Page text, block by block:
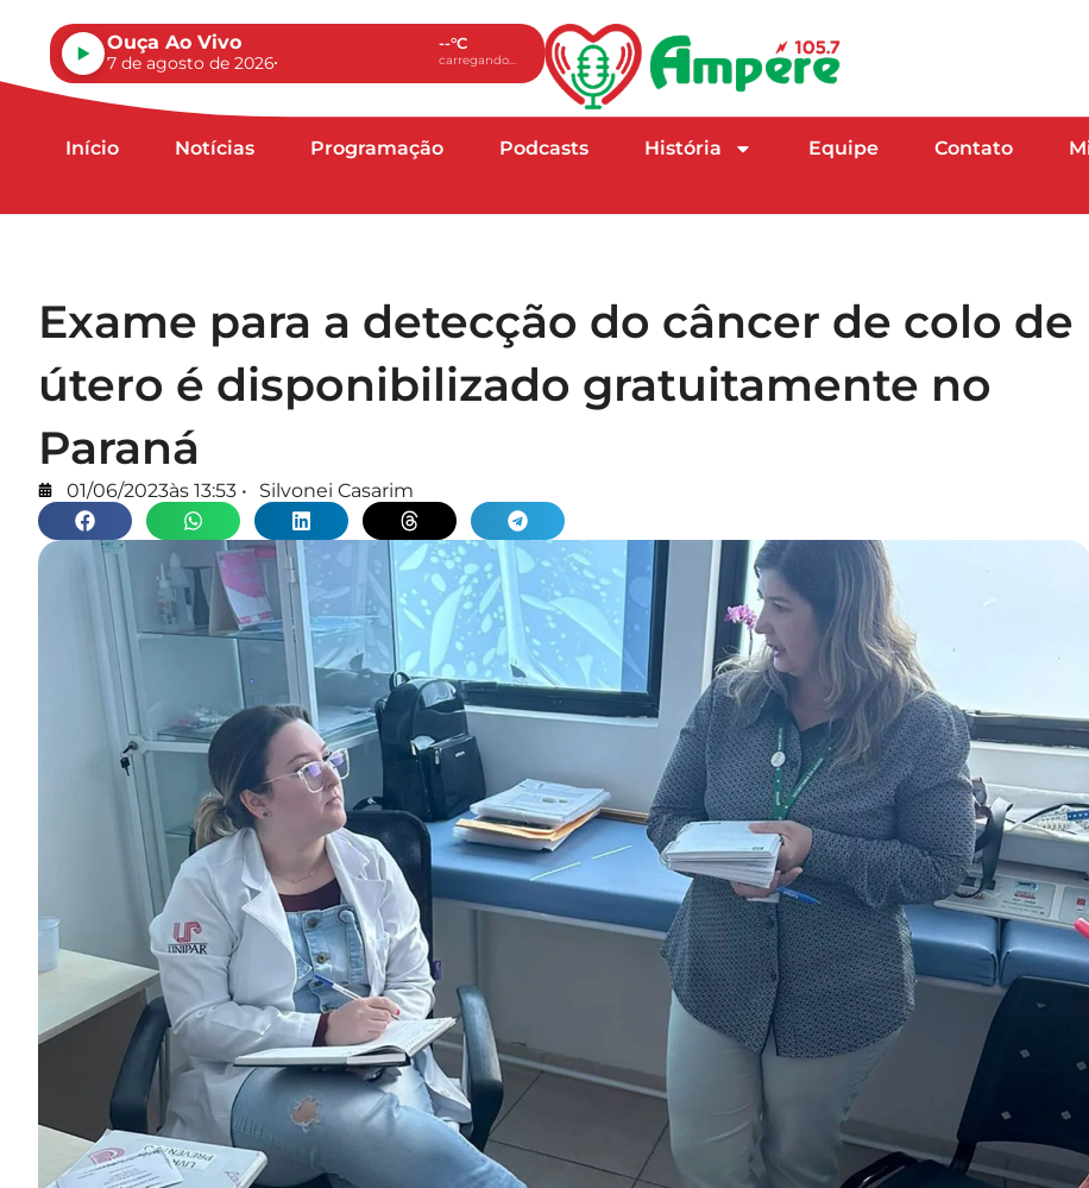
Ouça Ao Vivo
7 de agosto de 2026
--°C
carregando...
Início Notícias Programação Podcasts História Equipe Contato
Exame para a detecção do câncer de colo de
útero é disponibilizado gratuitamente no
Paraná
01/06/2023às 13:53 • Silvonei Casarim